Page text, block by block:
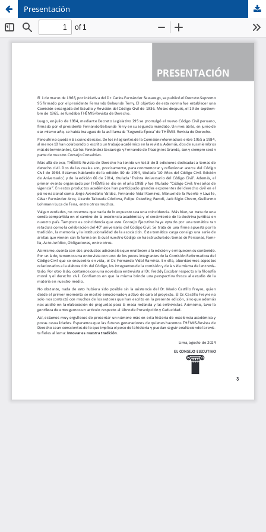
Sistema de
Bibliotecas
Facultad de
Derecho
Presentación